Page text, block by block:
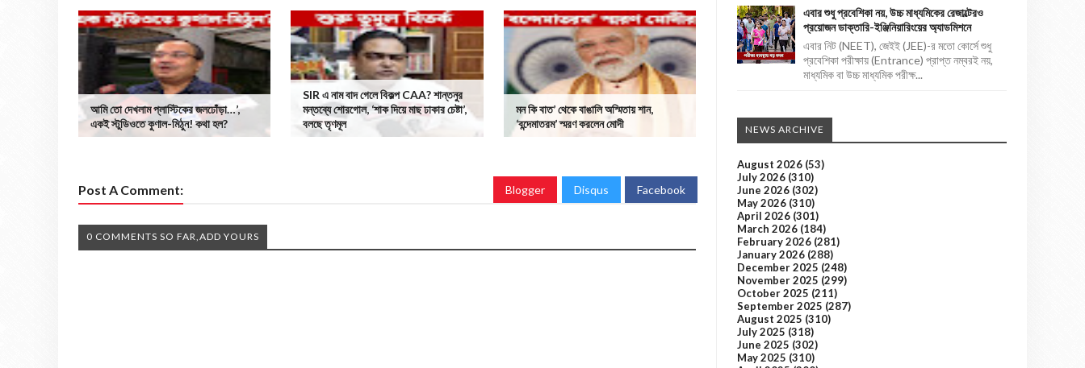
আমি তো দেখলাম প্লাস্টিকের জলঢোঁড়া…’,
একই স্টুডিওতে কুণাল-মিঠুন! কথা হল?
SIR এ নাম বাদ গেলে বিকল্প CAA? শান্তনুর
মন্তব্যে শোরগোল, ‘শাক দিয়ে মাছ ঢাকার চেষ্টা’,
বলছে তৃণমূল
মন কি বাত’ থেকে বাঙালি অস্মিতায় শান,
‘বন্দেমাতরম’ স্মরণ করলেন মোদী
Post A Comment: Blogger Disqus Facebook
0 COMMENTS SO FAR,ADD YOURS
এবার শুধু প্রবেশিকা নয়, উচ্চ মাধ্যমিকের রেজাল্টেরও
প্রয়োজন ডাক্তারি-ইঞ্জিনিয়ারিংয়ের অ্যাডমিশনে
এবার নিট (NEET), জেইই (JEE)-র মতো কোর্সে শুধু
প্রবেশিকা পরীক্ষায় (Entrance) প্রাপ্ত নম্বরই নয়,
মাধ্যমিক বা উচ্চ মাধ্যমিক পরীক্ষ...
NEWS ARCHIVE
August 2026 (53)
July 2026 (310)
June 2026 (302)
May 2026 (310)
April 2026 (301)
March 2026 (184)
February 2026 (281)
January 2026 (288)
December 2025 (248)
November 2025 (299)
October 2025 (211)
September 2025 (287)
August 2025 (310)
July 2025 (318)
June 2025 (302)
May 2025 (310)